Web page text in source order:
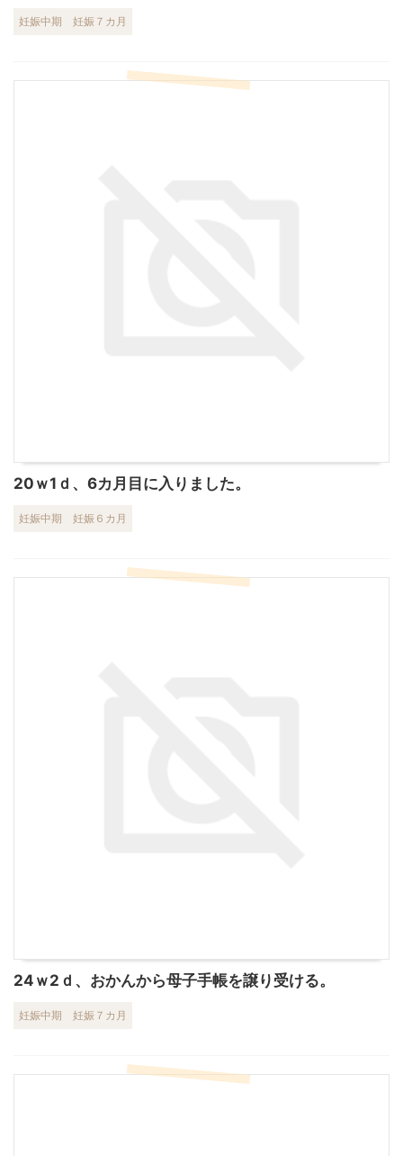
妊娠中期 妊娠７カ月
20ｗ1ｄ、6カ月目に入りました。
妊娠中期 妊娠６カ月
24ｗ2ｄ、おかんから母子手帳を譲り受ける。
妊娠中期 妊娠７カ月